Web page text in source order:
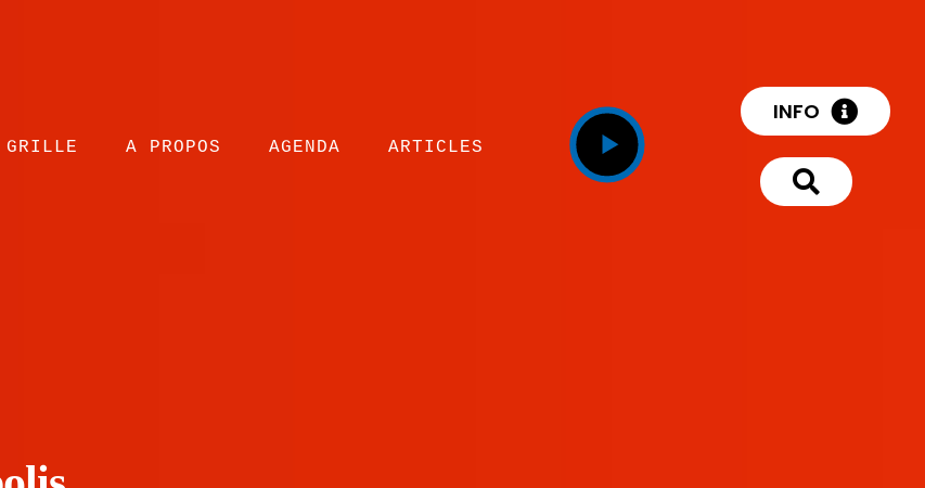
GRILLE A PROPOS AGENDA ARTICLES
INFO